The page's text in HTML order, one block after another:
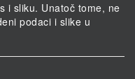
i sliku. Unatoč tome, ne
podaci i slike u